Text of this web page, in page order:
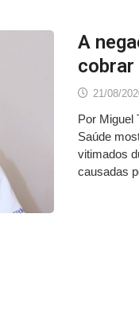
A
cobrar
21/08/
Por Miguel
Saúde
vitimados
causadas